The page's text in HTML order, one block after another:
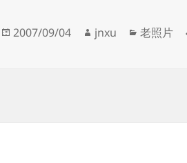
发
2007/09/04
作
jnxu
分
老照片